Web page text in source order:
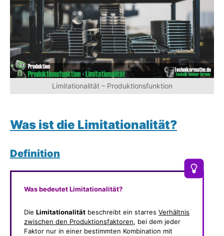
Limitationalität – Produktionsfunktion
Was ist die Limitationalität?
Definition
Was bedeutet Limitationalität?
Die Limitationalität beschreibt ein starres Verhältnis
zwischen den Produktionsfaktoren, bei dem jeder
Faktor nur in einer bestimmten Kombination mit